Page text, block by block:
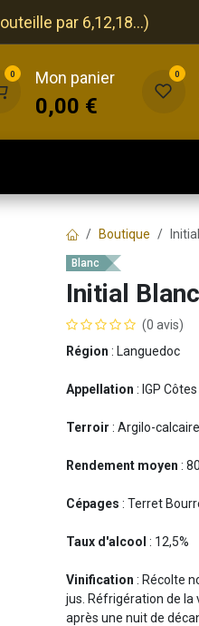
par 6,12,18...)
0 Mon panier
0,00 €
0
Boutique
Blanc
Initial Blanc
(0 avis)
Région : Languedoc
Appellation : IGP
Terroir : Argilo-calcaire
Rendement moyen :
Cépages : Terret
Taux d'alcool : 12,5%
Vinification : Récolte
jus. Réfrigération de
après une nuit de